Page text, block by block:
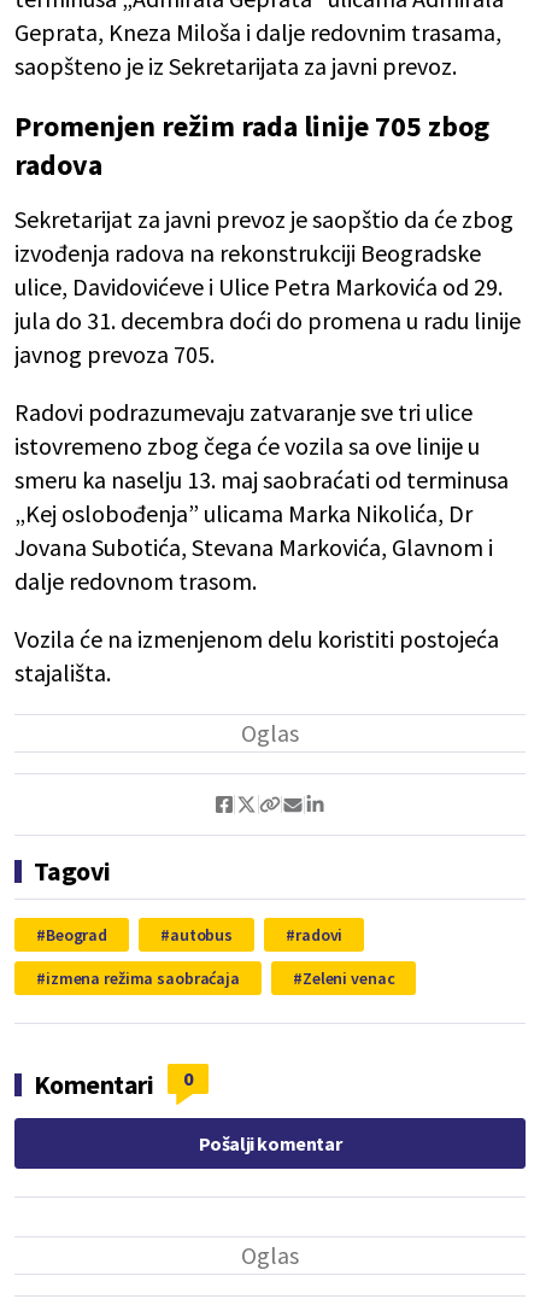
Geprata, Kneza Miloša i dalje redovnim trasama,
saopšteno je iz Sekretarijata za javni prevoz.
Promenjen režim rada linije 705 zbog
radova
Sekretarijat za javni prevoz je saopštio da će zbog
izvođenja radova na rekonstrukciji Beogradske
ulice, Davidovićeve i Ulice Petra Markovića od 29.
jula do 31. decembra doći do promena u radu linije
javnog prevoza 705.
Radovi podrazumevaju zatvaranje sve tri ulice
istovremeno zbog čega će vozila sa ove linije u
smeru ka naselju 13. maj saobraćati od terminusa
„Kej oslobođenja” ulicama Marka Nikolića, Dr
Jovana Subotića, Stevana Markovića, Glavnom i
dalje redovnom trasom.
Vozila će na izmenjenom delu koristiti postojeća
stajališta.
Tagovi
Beograd autobus
radovi
izmena režima saobraćaja
Zeleni venac
Komentari 0
Pošalji komentar